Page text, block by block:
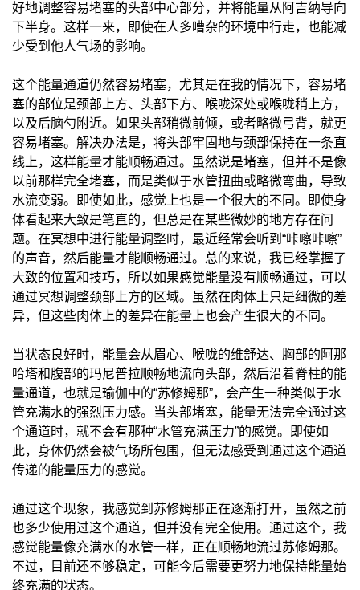
好地调整容易堵塞的头部中心部分，并将能量从阿吉纳导向
下半身。这样一来，即使在人多嘈杂的环境中行走，也能减
少受到他人气场的影响。
这个能量通道仍然容易堵塞，尤其是在我的情况下，容易堵
塞的部位是颈部上方、头部下方、喉咙深处或喉咙稍上方，
以及后脑勺附近。如果头部稍微前倾，或者略微弓背，就更
容易堵塞。解决办法是，将头部牢固地与颈部保持在一条直
线上，这样能量才能顺畅通过。虽然说是堵塞，但并不是像
以前那样完全堵塞，而是类似于水管扭曲或略微弯曲，导致
水流变弱。即使如此，感觉上也是一个很大的不同。即使身
体看起来大致是笔直的，但总是在某些微妙的地方存在问
题。在冥想中进行能量调整时，最近经常会听到“咔嚓咔嚓”
的声音，然后能量才能顺畅通过。总的来说，我已经掌握了
大致的位置和技巧，所以如果感觉能量没有顺畅通过，可以
通过冥想调整颈部上方的区域。虽然在肉体上只是细微的差
异，但这些肉体上的差异在能量上也会产生很大的不同。
当状态良好时，能量会从眉心、喉咙的维舒达、胸部的阿那
哈塔和腹部的玛尼普拉顺畅地流向头部，然后沿着脊柱的能
量通道，也就是瑜伽中的“苏修姆那”，会产生一种类似于水
管充满水的强烈压力感。当头部堵塞，能量无法完全通过这
个通道时，就不会有那种“水管充满压力”的感觉。即使如
此，身体仍然会被气场所包围，但无法感受到通过这个通道
传递的能量压力的感觉。
通过这个现象，我感觉到苏修姆那正在逐渐打开，虽然之前
也多少使用过这个通道，但并没有完全使用。通过这个，我
感觉能量像充满水的水管一样，正在顺畅地流过苏修姆那。
不过，目前还不够稳定，可能今后需要更努力地保持能量始
终充满的状态。